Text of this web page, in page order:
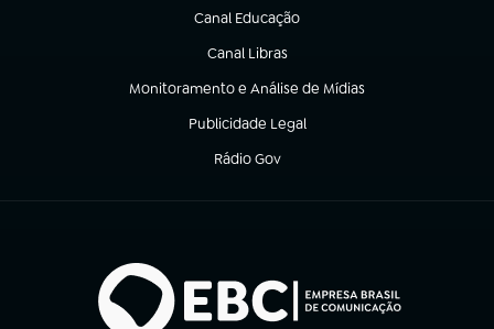
Canal Educação
(abre em nova aba)
Canal Libras
(abre em nova aba)
Monitoramento e Análise de Mídias
(abre em nova aba)
Publicidade Legal
(abre em nova aba)
Rádio Gov
(abre em nova aba)